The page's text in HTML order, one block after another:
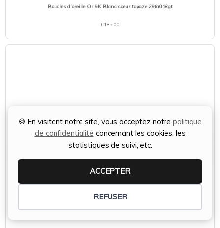
🍪 En visitant notre site, vous acceptez notre politique
de confidentialité concernant les cookies, les
statistiques de suivi, etc.
ACCEPTER
REFUSER
Boucles d’oreille Or 9K Blanc cœur topaze 29fa018gt
€185,00